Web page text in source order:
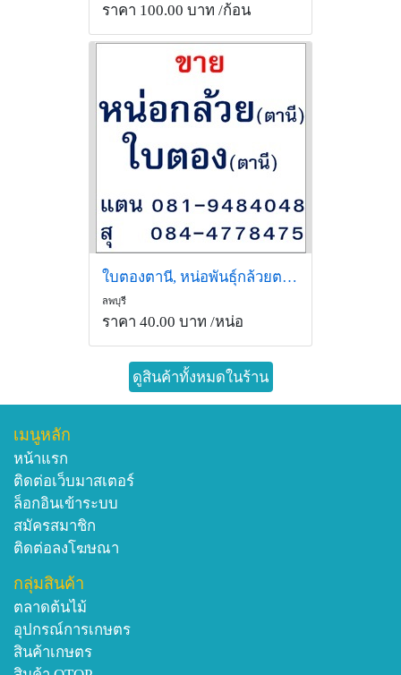
ราคา 100.00 บาท /ก้อน
ใบตองตานี, หน่อพันธุ์กล้วยตานี
ลพบุรี
ราคา 40.00 บาท /หน่อ
ดูสินค้าทั้งหมดในร้าน
เมนูหลัก
หน้าแรก
ติดต่อเว็บมาสเตอร์
ล็อกอินเข้าระบบ
สมัครสมาชิก
ติดต่อลงโฆษณา
กลุ่มสินค้า
ตลาดต้นไม้
อุปกรณ์การเกษตร
สินค้าเกษตร